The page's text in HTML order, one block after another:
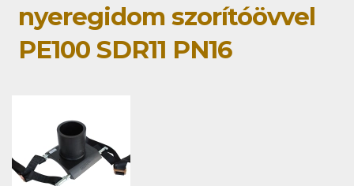
nyeregidom szorítóövvel
PE100 SDR11 PN16